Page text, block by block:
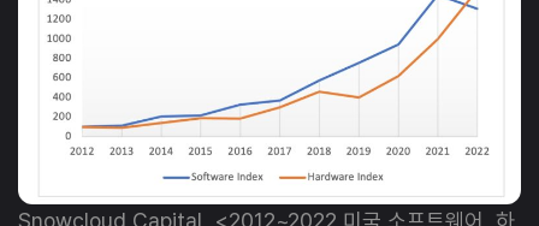
Snowcloud Capital <2012~2022 미국 소프트웨어, 하